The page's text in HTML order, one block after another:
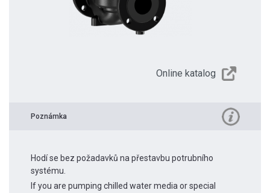
Online katalog
Poznámka
Hodí se bez požadavků na přestavbu potrubního
systému.
If you are pumping chilled water media or special